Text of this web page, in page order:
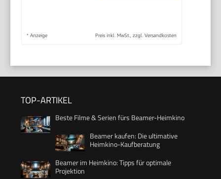
* Anzeige Preis inkl. MwSt., zzgl. Versandkosten
TOP-ARTIKEL
Beste Filme & Serien fürs Beamer-Heimkino
Beamer kaufen: Die ultimative
Heimkino-Kaufberatung
Beamer im Heimkino: Tipps für optimale
Projektion